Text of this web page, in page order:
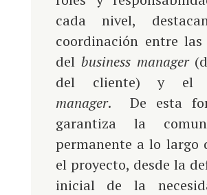
cada nivel,
coordinación entre las
del business manager
del cliente) y el
manager. De esta
garantiza la
permanente a lo largo
el proyecto, desde la
inicial de la